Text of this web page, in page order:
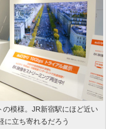
の模様。JR新宿駅にほど近い
に立ち寄れるだろう